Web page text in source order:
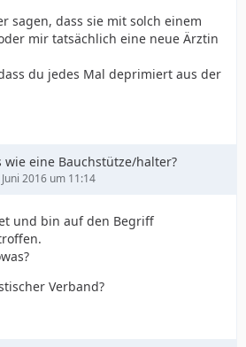
sagen, dass sie mit solch einem
mir tatsächlich eine neue Ärztin
du jedes Mal deprimiert aus der
wie eine Bauchstütze/halter?
2016 um 11:14
und bin auf den Begriff
Verband?